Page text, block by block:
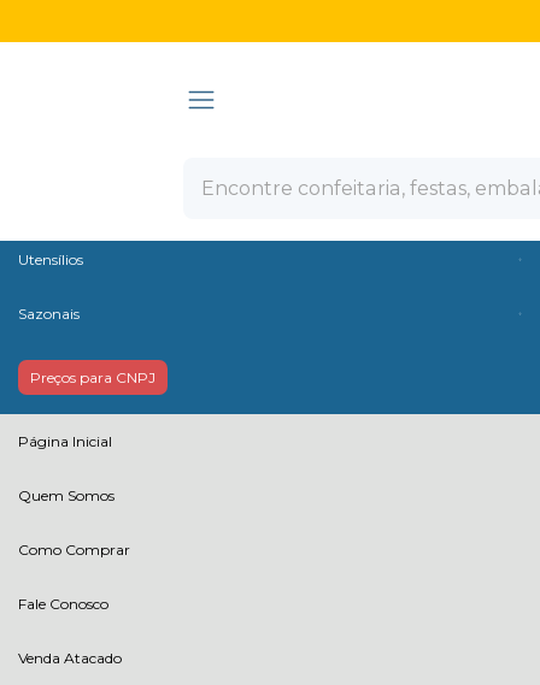
Ver todas as categorias
Utensílios
Sazonais
Preços para CNPJ
Página Inicial
Quem Somos
Como Comprar
Fale Conosco
Venda Atacado